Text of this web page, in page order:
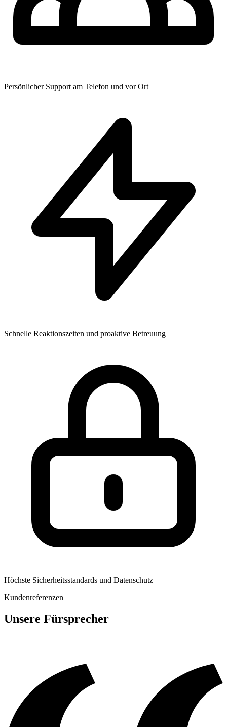
Persönlicher Support am Telefon und vor Ort
Schnelle Reaktionszeiten und proaktive Betreuung
Höchste Sicherheitsstandards und Datenschutz
Kundenreferenzen
Unsere Fürsprecher